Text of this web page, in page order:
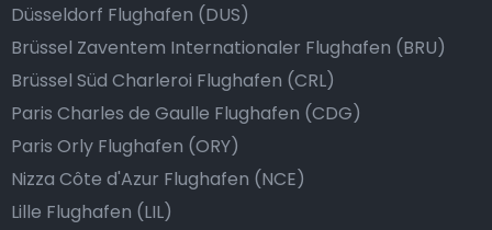
Düsseldorf Flughafen (DUS)
Brüssel Zaventem Internationaler Flughafen (BRU)
Brüssel Süd Charleroi Flughafen (CRL)
Paris Charles de Gaulle Flughafen (CDG)
Paris Orly Flughafen (ORY)
Nizza Côte d'Azur Flughafen (NCE)
Lille Flughafen (LIL)